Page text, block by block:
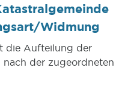
Widmung
die Aufteilung der
nach der zugeordneten